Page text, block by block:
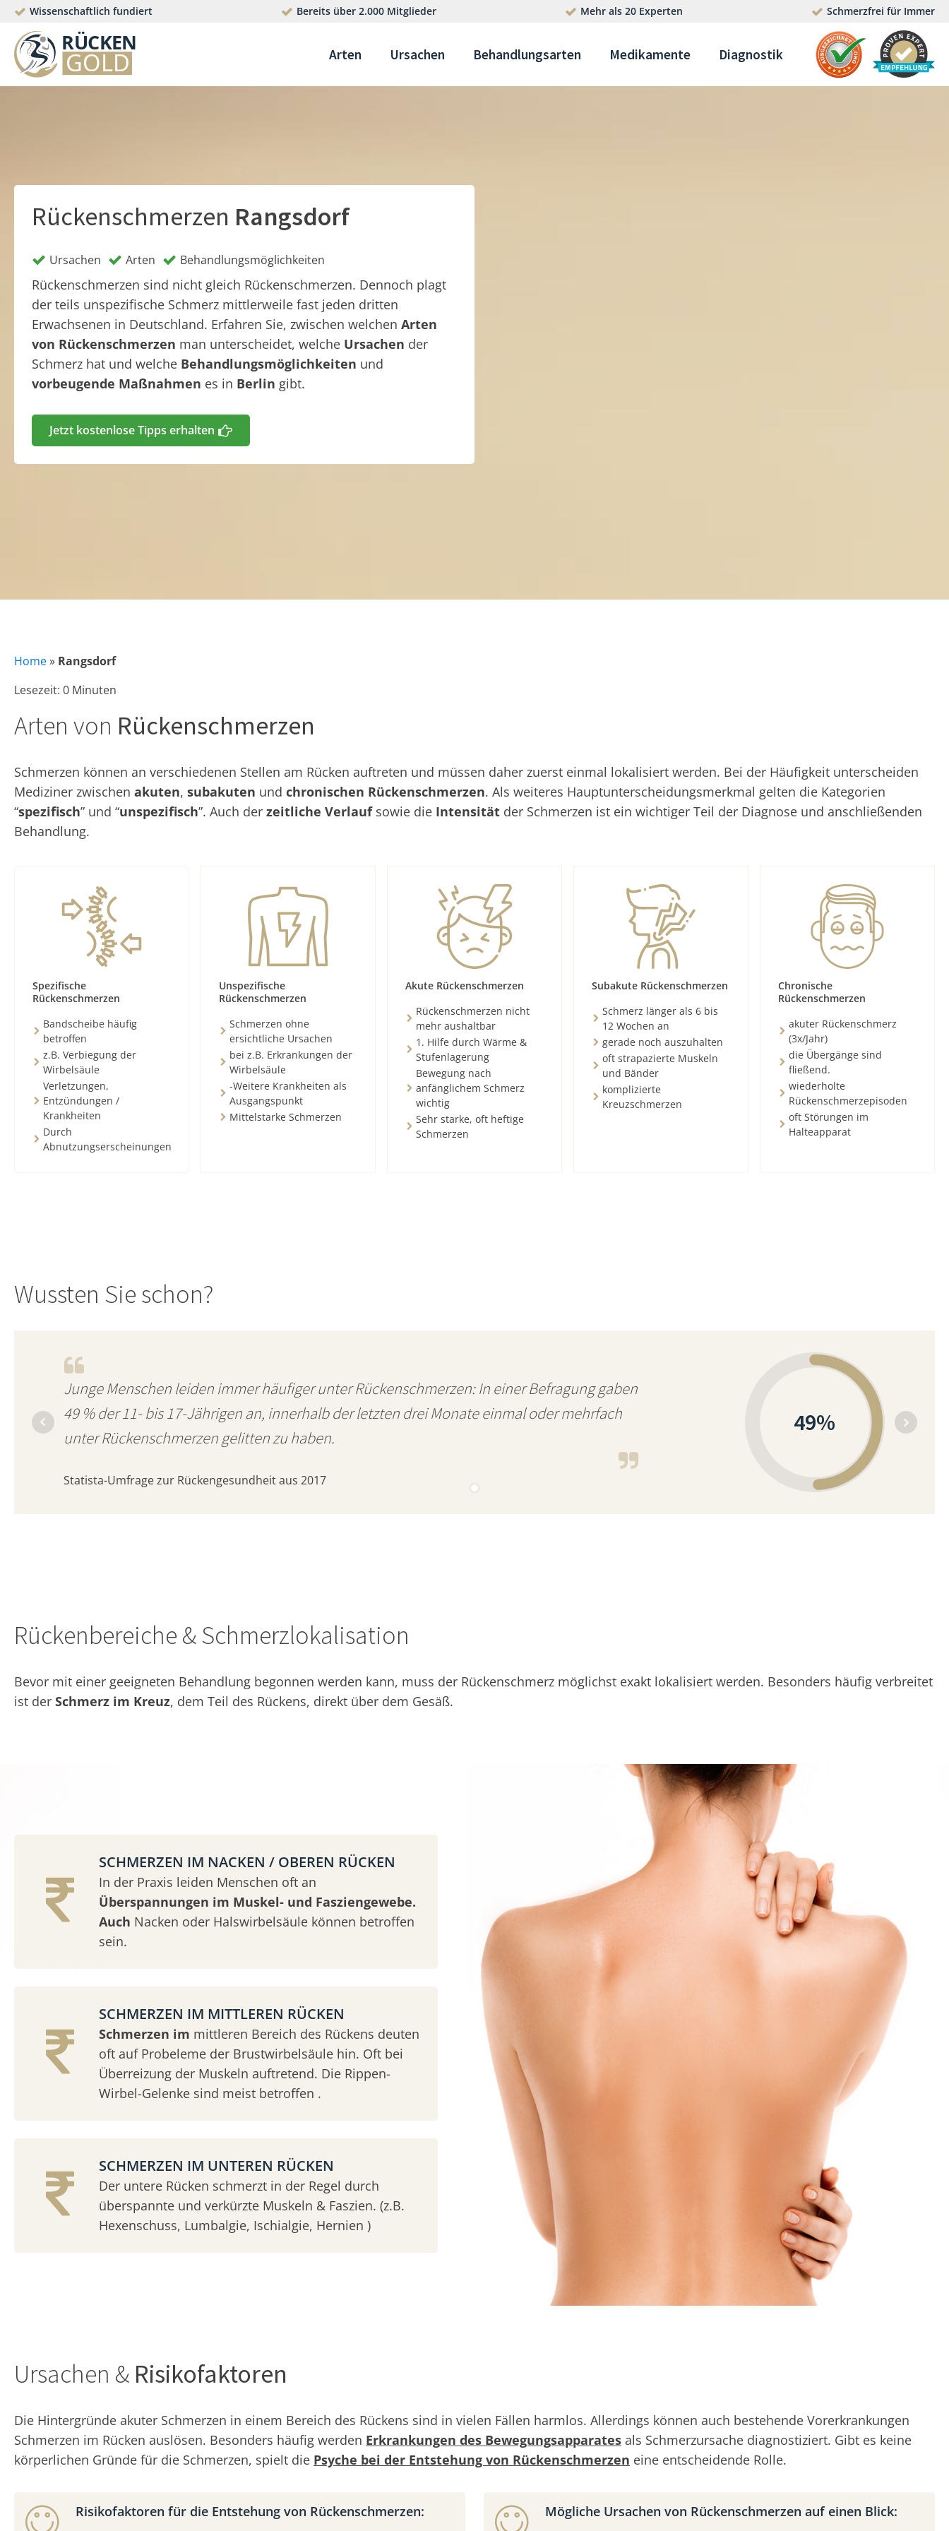
Wissenschaftlich fundiert Bereits über 2.000 Mitglieder Mehr als 20 Experten Schmerzfrei für Immer
Arten Ursachen Behandlungsarten Medikamente Diagnostik
Rückenschmerzen Rangsdorf
Ursachen Arten Behandlungsmöglichkeiten
Rückenschmerzen sind nicht gleich Rückenschmerzen. Dennoch plagt
der teils unspezifische Schmerz mittlerweile fast jeden dritten
Erwachsenen in Deutschland. Erfahren Sie, zwischen welchen Arten
von Rückenschmerzen man unterscheidet, welche Ursachen der
Schmerz hat und welche Behandlungsmöglichkeiten und
vorbeugende Maßnahmen es in Berlin gibt.
Jetzt kostenlose Tipps erhalten
Home» Rangsdorf
Lesezeit: 0 Minuten
Arten von Rückenschmerzen
Schmerzen können an verschiedenen Stellen am Rücken auftreten und müssen daher zuerst einmal lokalisiert werden. Bei der Häufigkeit unterscheiden
Mediziner zwischen akuten, subakuten und chronischen Rückenschmerzen. Als weiteres Hauptunterscheidungsmerkmal gelten die Kategorien
“spezifisch” und “unspezifisch”. Auch der zeitliche Verlauf sowie die Intensität der Schmerzen ist ein wichtiger Teil der Diagnose und anschließenden
Behandlung.
Spezifische
Rückenschmerzen
Bandscheibe häufig
betroffen
z.B. Verbiegung der
Wirbelsäule
Verletzungen,
Entzündungen /
Krankheiten
Durch
Abnutzungserscheinungen
Unspezifische
Rückenschmerzen
Schmerzen ohne
ersichtliche Ursachen
bei z.B. Erkrankungen der
Wirbelsäule
-Weitere Krankheiten als
Ausgangspunkt
Mittelstarke Schmerzen
Akute Rückenschmerzen
Rückenschmerzen nicht
mehr aushaltbar
1. Hilfe durch Wärme &
Stufenlagerung
Bewegung nach
anfänglichem Schmerz
wichtig
Sehr starke, oft heftige
Schmerzen
Subakute Rückenschmerzen
Schmerz länger als 6 bis
12 Wochen an
gerade noch auszuhalten
oft strapazierte Muskeln
und Bänder
komplizierte
Kreuzschmerzen
Chronische
Rückenschmerzen
akuter Rückenschmerz
(3x/Jahr)
die Übergänge sind
fließend.
wiederholte
Rückenschmerzepisoden
oft Störungen im
Halteapparat
Wussten Sie schon?
Junge Menschen leiden immer häufiger unter Rückenschmerzen: In einer Befragung gaben
49 % der 11- bis 17-Jährigen an, innerhalb der letzten drei Monate einmal oder mehrfach
unter Rückenschmerzen gelitten zu haben.
Statista-Umfrage zur Rückengesundheit aus 2017
49%
Rückenbereiche & Schmerzlokalisation
Bevor mit einer geeigneten Behandlung begonnen werden kann, muss der Rückenschmerz möglichst exakt lokalisiert werden. Besonders häufig verbreitet
ist der Schmerz im Kreuz, dem Teil des Rückens, direkt über dem Gesäß.
SCHMERZEN IM NACKEN / OBEREN RÜCKEN
In der Praxis leiden Menschen oft an
Überspannungen im Muskel- und Fasziengewebe.
Auch Nacken oder Halswirbelsäule können betroffen
sein.
SCHMERZEN IM MITTLEREN RÜCKEN
Schmerzen im mittleren Bereich des Rückens deuten
oft auf Probeleme der Brustwirbelsäule hin. Oft bei
Überreizung der Muskeln auftretend. Die Rippen-
Wirbel-Gelenke sind meist betroffen .
SCHMERZEN IM UNTEREN RÜCKEN
Der untere Rücken schmerzt in der Regel durch
überspannte und verkürzte Muskeln & Faszien. (z.B.
Hexenschuss, Lumbalgie, Ischialgie, Hernien )
Ursachen & Risikofaktoren
Die Hintergründe akuter Schmerzen in einem Bereich des Rückens sind in vielen Fällen harmlos. Allerdings können auch bestehende Vorerkrankungen
Schmerzen im Rücken auslösen. Besonders häufig werden Erkrankungen des Bewegungsapparates als Schmerzursache diagnostiziert. Gibt es keine
körperlichen Gründe für die Schmerzen, spielt die Psyche bei der Entstehung von Rückenschmerzen eine entscheidende Rolle.
Risikofaktoren für die Entstehung von Rückenschmerzen: Mögliche Ursachen von Rückenschmerzen auf einen Blick: